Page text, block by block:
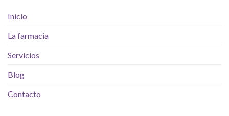
Inicio
La farmacia
Servicios
Blog
Contacto